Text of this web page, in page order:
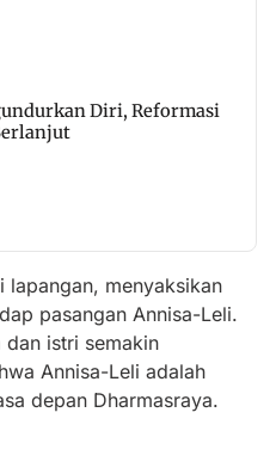
Diri, Reformasi
lapangan, menyaksikan
pasangan Annisa-Leli.
dan istri semakin
Annisa-Leli adalah
depan Dharmasraya.